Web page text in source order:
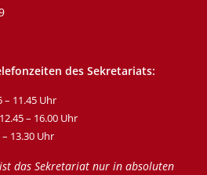
des Sekretariats:
– 11.45 Uhr
– 16.00 Uhr
13.30 Uhr
das Sekretariat nur in absoluten